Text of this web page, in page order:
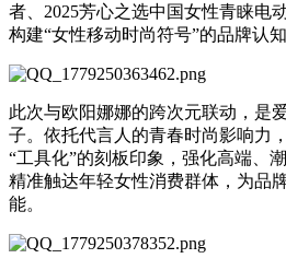
者、2025芳心之选中国女性青睐电
构建“女性移动时尚符号”的品牌认知
此次与欧阳娜娜的跨次元联动，是
子。依托代言人的青春时尚影响力
“工具化”的刻板印象，强化高端、
精准触达年轻女性消费群体，为品
能。